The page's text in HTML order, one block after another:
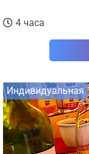
4 часа
Индивидуальная